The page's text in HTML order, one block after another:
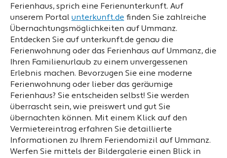
Ferienhaus, sprich eine Ferienunterkunft. Auf
unserem Portal unterkunft.de finden Sie zahlreiche
Übernachtungsmöglichkeiten auf Ummanz.
Entdecken Sie auf unterkunft.de genau die
Ferienwohnung oder das Ferienhaus auf Ummanz, die
Ihren Familienurlaub zu einem unvergessenen
Erlebnis machen. Bevorzugen Sie eine moderne
Ferienwohnung oder lieber das geräumige
Ferienhaus? Sie entscheiden selbst! Sie werden
überrascht sein, wie preiswert und gut Sie
übernachten können. Mit einem Klick auf den
Vermietereintrag erfahren Sie detaillierte
Informationen zu Ihrem Feriendomizil auf Ummanz.
Werfen Sie mittels der Bildergalerie einen Blick in